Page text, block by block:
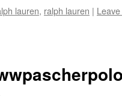
lauren, ralph lauren |